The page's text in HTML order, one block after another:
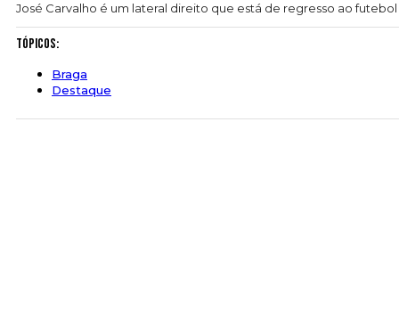
José Carvalho é um lateral direito que está de regresso ao
Tópicos:
Braga
Destaque